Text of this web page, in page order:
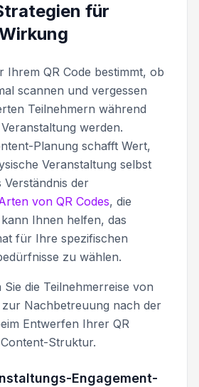
für
Ihrem QR Code bestimmt, ob
scannen und vergessen
Teilnehmern während
werden.
Planung schafft Wert,
Veranstaltung selbst
Verständnis der
von QR Codes, die
Ihnen helfen, das
für Ihre spezifischen
zu wählen.
die Teilnehmerreise von
Nachbetreuung nach der
Entwerfen Ihrer QR
Struktur.
Engagement-